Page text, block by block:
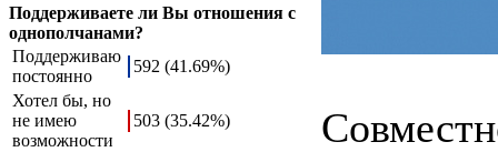
Поддерживаете ли Вы отношения с
однополчанами?
Поддерживаю
постоянно
592 (41.69%)
Хотел бы, но
не имею
возможности
503 (35.42%)